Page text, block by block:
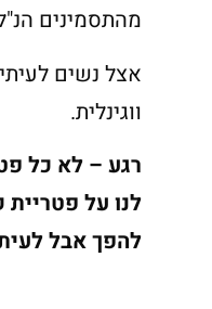
מהתסמינים הנ"ל.
אצל נשים
ווגינלית.
רגע – לא כל
לנו על פטריית
להפך אבל